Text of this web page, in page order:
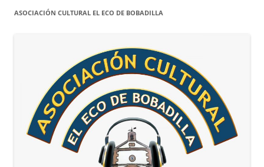
ASOCIACIÓN CULTURAL EL ECO DE BOBADILLA